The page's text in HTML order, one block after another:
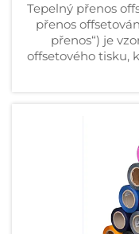
Tepelný přenos
přenos
přenos“) je
offsetového tisku,